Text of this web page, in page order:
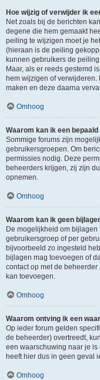
Hoe wijzig of verwijder ik
Net zoals bij de berichten
degene die hem gemaakt
peiling te wijzigen moet je
(hieraan is de peiling
kunnen gebruikers de
Maar, als er reeds gestemd
hem wijzigen of
maken en deze daarna
Omhoog
Waarom kan ik een
Sommige forums zijn
gebruikersgroepen. Om
permissies nodig. Deze
beheerders krijgen, zij zijn
opnemen.
Omhoog
Waarom kan ik geen
De mogelijkheid om
gebruikersgroep of per
bijvoorbeeld zo ingesteld
bijlagen mag toevoegen of
contact op met de
kan toevoegen.
Omhoog
Waarom ontving ik een
Op ieder forum gelden
de beheerder) overtreedt,
een waarschuwing naar je
heeft hier dus in geen geval
Omhoog